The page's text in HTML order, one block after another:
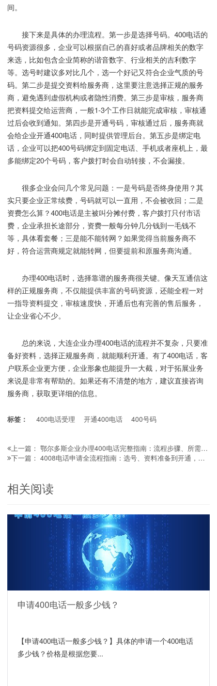
间。
接下来是具体的办理流程。第一步是选择号码。400电话的
号码资源很多，企业可以根据自己的喜好或者品牌相关的数字
来选，比如包含企业简称的谐音数字、行业相关的吉利数字
等。选号时建议多对比几个，选一个好记又符合企业气质的号
码。第二步是提交资料给服务商，这里要注意选择正规的服务
商，避免遇到虚假机构或者隐性消费。第三步是审核，服务商
把资料提交给运营商，一般1-3个工作日就能完成审核，审核通
过后会收到通知。第四步是开通号码，审核通过后，服务商就
会给企业开通400电话，同时提供管理后台。第五步是绑定电
话，企业可以把400号码绑定到固定电话、手机或者座机上，最
多能绑定20个号码，客户拨打时会自动转接，不会漏接。
很多企业会问几个常见问题：一是号码是否终身使用？其
实只要企业正常续费，号码就可以一直用，不会被收回；二是
资费怎么算？400电话是主被叫分摊付费，客户拨打只付市话
费，企业承担长途部分，资费一般每分钟几分钱到一毛钱不
等，具体看套餐；三是能不能转网？如果觉得当前服务商不
好，符合运营商规定就能转网，但要提前和原服务商沟通。
办理400电话时，选择靠谱的服务商很关键。像天互通信这
样的正规服务商，不仅能提供丰富的号码资源，还能全程一对
一指导资料提交，审核速度快，开通后也有完善的售后服务，
让企业省心不少。
总的来说，大连企业办理400电话的流程并不复杂，只要准
备好资料，选择正规服务商，就能顺利开通。有了400电话，客
户联系企业更方便，企业形象也能提升一大截，对于拓展业务
来说是非常有帮助的。如果还有不清楚的地方，建议直接咨询
服务商，获取更详细的信息。
标签： 400电话受理 开通400电话 400号码
上一篇： 鄂尔多斯企业办理400电话完整指南：流程步骤、所需材料及避坑注意事项，一文读懂
下一篇： 4008电话申请全流程指南：选号、资料准备到开通，这些关键细节别忽略！
相关阅读
申请400电话一般多少钱？
【申请400电话一般多少钱？】具体的申请一个400电话
多少钱？价格是根据您要...